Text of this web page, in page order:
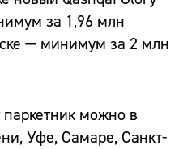
за 1,96 млн
— минимум за 2 млн
паркетник можно в
Уфе, Самаре, Санкт-